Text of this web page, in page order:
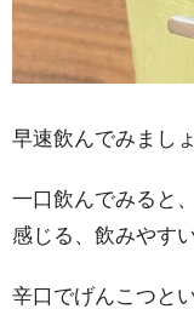
早速飲んでみましょ
一口飲んでみると
感じる、飲みやす
辛口でげんこつと